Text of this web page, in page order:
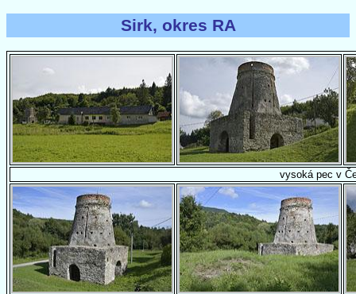
Sirk, okres RA
vysoká pec v